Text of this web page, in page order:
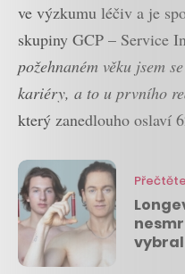
ve výzkumu léčiv a je
skupiny GCP – Service
požehnaném věku jsem
kariéry, a to u prvního
který zanedlouho oslaví
vybral